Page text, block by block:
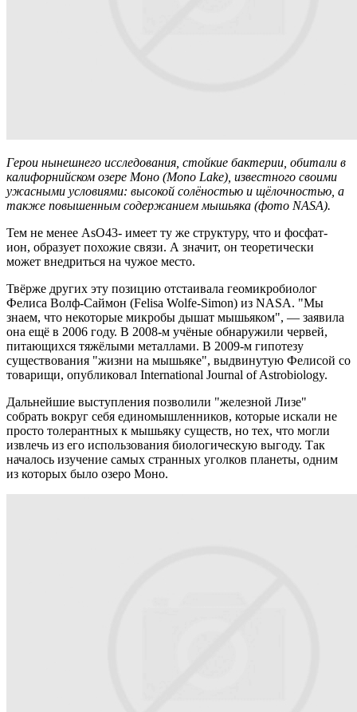
Герои нынешнего исследования, стойкие бактерии, обитали в
калифорнийском озере Моно (Mono Lake), известного своими
ужасными условиями: высокой солёностью и щёлочностью, а
также повышенным содержанием мышьяка (фото NASA).
Тем не менее AsO43- имеет ту же структуру, что и фосфат-
ион, образует похожие связи. А значит, он теоретически
может внедриться на чужое место.
Твёрже других эту позицию отстаивала геомикробиолог
Фелиса Волф-Саймон (Felisa Wolfe-Simon) из NASA. "Мы
знаем, что некоторые микробы дышат мышьяком", — заявила
она ещё в 2006 году. В 2008-м учёные обнаружили червей,
питающихся тяжёлыми металлами. В 2009-м гипотезу
существования "жизни на мышьяке", выдвинутую Фелисой со
товарищи, опубликовал International Journal of Astrobiology.
Дальнейшие выступления позволили "железной Лизе"
собрать вокруг себя единомышленников, которые искали не
просто толерантных к мышьяку существ, но тех, что могли
извлечь из его использования биологическую выгоду. Так
началось изучение самых странных уголков планеты, одним
из которых было озеро Моно.